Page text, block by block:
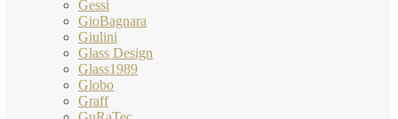
Gessi
GioBagnara
Giulini
Glass Design
Glass1989
Globo
Graff